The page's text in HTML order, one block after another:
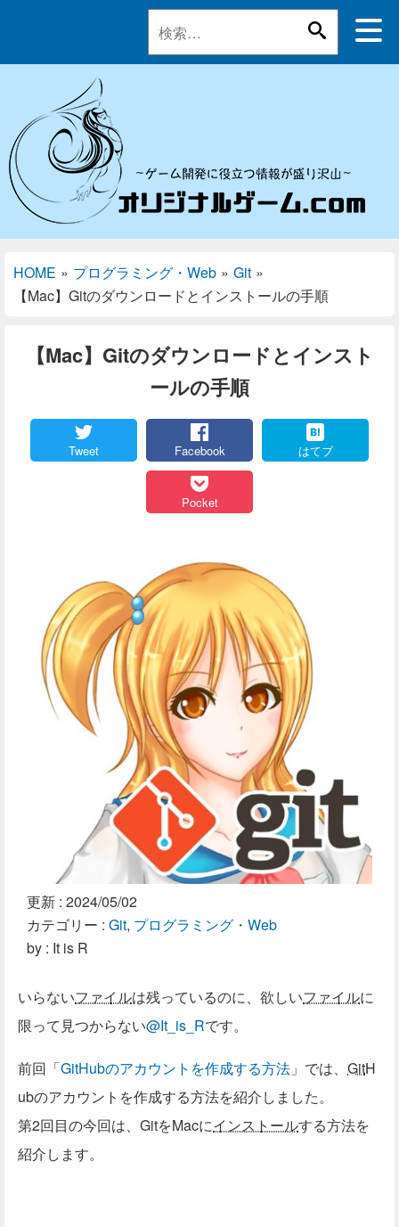
HOME » プログラミング・Web » Git »
【Mac】Gitのダウンロードとインストールの手順
【Mac】Gitのダウンロードとインスト
ールの手順
Tweet Facebook はてブ
Pocket
更新 : 2024/05/02
カテゴリー : Git, プログラミング・Web
by : It is R
いらないファイルは残っているのに、欲しいファイルに
限って見つからない@It_is_Rです。
前回「GitHubのアカウントを作成する方法 」では、 GitH
ubのアカウントを作成する方法を紹介しました。
第2回目の今回は、GitをMacにインストールする方法を
紹介します。